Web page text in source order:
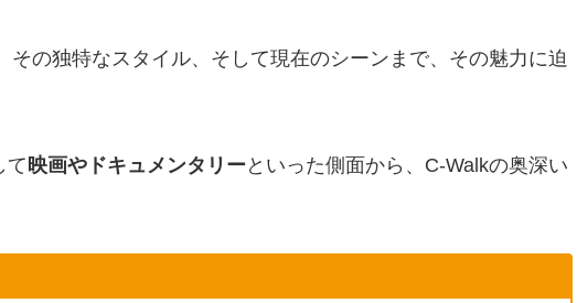
その独特なスタイル、そして現在のシーンまで、その魅力に迫
て 映画やドキュメンタリーといった側面から、C-Walkの奥深い